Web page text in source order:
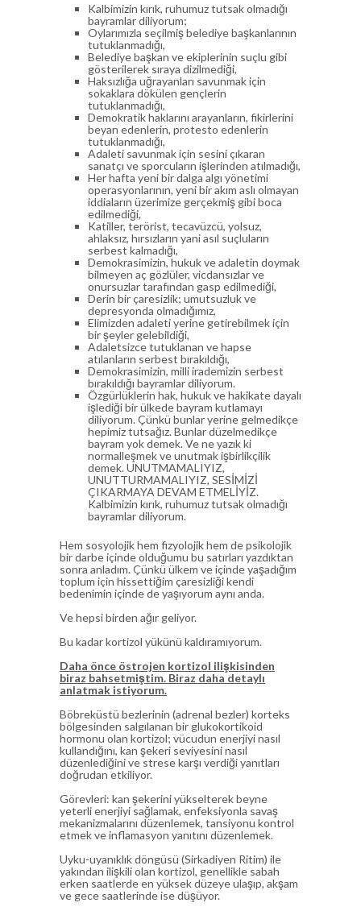
Kalbimizin kırık, ruhumuz tutsak olmadığı
bayramlar diliyorum;
Oylarımızla seçilmiş belediye başkanlarının
tutuklanmadığı,
Belediye başkan ve ekiplerinin suçlu gibi
gösterilerek sıraya dizilmediği,
Haksızlığa uğrayanları savunmak için
sokaklara dökülen gençlerin
tutuklanmadığı,
Demokratik haklarını arayanların, fikirlerini
beyan edenlerin, protesto edenlerin
tutuklanmadığı,
Adaleti savunmak için sesini çıkaran
sanatçı ve sporcuların işlerinden atılmadığı,
Her hafta yeni bir dalga algı yönetimi
operasyonlarının, yeni bir akım aslı olmayan
iddiaların üzerimize gerçekmiş gibi boca
edilmediği,
Katiller, terörist, tecavüzcü, yolsuz,
ahlaksız, hırsızların yani asıl suçluların
serbest kalmadığı,
Demokrasimizin, hukuk ve adaletin doymak
bilmeyen aç gözlüler, vicdansızlar ve
onursuzlar tarafından gasp edilmediği,
Derin bir çaresizlik; umutsuzluk ve
depresyonda olmadığımız,
Elimizden adaleti yerine getirebilmek için
bir şeyler gelebildiği,
Adaletsizce tutuklanan ve hapse
atılanların serbest bırakıldığı,
Demokrasimizin, milli irademizin serbest
bırakıldığı bayramlar diliyorum.
Özgürlüklerin hak, hukuk ve hakikate dayalı
işlediği bir ülkede bayram kutlamayı
diliyorum. Çünkü bunlar yerine gelmedikçe
hepimiz tutsağız. Bunlar düzelmedikçe
bayram yok demek. Ve ne yazık ki
normalleşmek ve unutmak işbirlikçilik
demek. UNUTMAMALIYIZ,
UNUTTURMAMALIYIZ, SESİMİZİ
ÇIKARMAYA DEVAM ETMELİYİZ.
Kalbimizin kırık, ruhumuz tutsak olmadığı
bayramlar diliyorum.
Hem sosyolojik hem fizyolojik hem de psikolojik
bir darbe içinde olduğumu bu satırları yazdıktan
sonra anladım. Çünkü ülkem ve içinde yaşadığım
toplum için hissettiğim çaresizliği kendi
bedenimin içinde de yaşıyorum aynı anda.
Ve hepsi birden ağır geliyor.
Bu kadar kortizol yükünü kaldıramıyorum.
Daha önce östrojen kortizol ilişkisinden
biraz bahsetmiştim. Biraz daha detaylı
anlatmak istiyorum.
Böbreküstü bezlerinin (adrenal bezler) korteks
bölgesinden salgılanan bir glukokortikoid
hormonu olan kortizol; vücudun enerjiyi nasıl
kullandığını, kan şekeri seviyesini nasıl
düzenlediğini ve strese karşı verdiği yanıtları
doğrudan etkiliyor.
Görevleri: kan şekerini yükselterek beyne
yeterli enerjiyi sağlamak, enfeksiyonla savaş
mekanizmalarını düzenlemek, tansiyonu kontrol
etmek ve inflamasyon yanıtını düzenlemek.
Uyku-uyanıklık döngüsü (Sirkadiyen Ritim) ile
yakından ilişkili olan kortizol, genellikle sabah
erken saatlerde en yüksek düzeye ulaşıp, akşam
ve gece saatlerinde ise düşüyor.